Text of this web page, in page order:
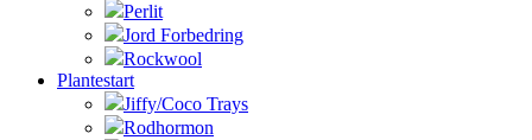
Perlit
Jord Forbedring
Rockwool
Plantestart
Jiffy/Coco Trays
Rodhormon